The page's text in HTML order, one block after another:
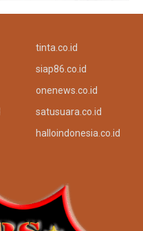
tinta.co.id
siap86.co.id
onenews.co.id
satusuara.co.id
halloindonesia.co.id